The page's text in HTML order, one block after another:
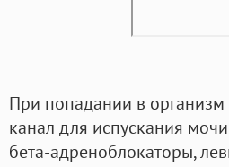
При попадании в организм
канал для испускания
бета-адреноблокаторы,